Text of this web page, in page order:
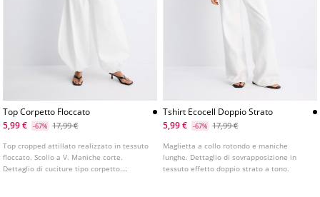
Top Corpetto Floccato
5,99 €
-67% 17,99 €
Top cropped attillato realizzato in tessuto
floccato. Scollo a V. Maniche corte.
Dettaglio di cuciture tipo corpetto.
Tshirt Ecocell Doppio Strato
5,99 €
-67% 17,99 €
Maglietta a collo rotondo e maniche
lunghe. Dettaglio di sovrapposizione in
tessuto effetto doppio strato a tono.